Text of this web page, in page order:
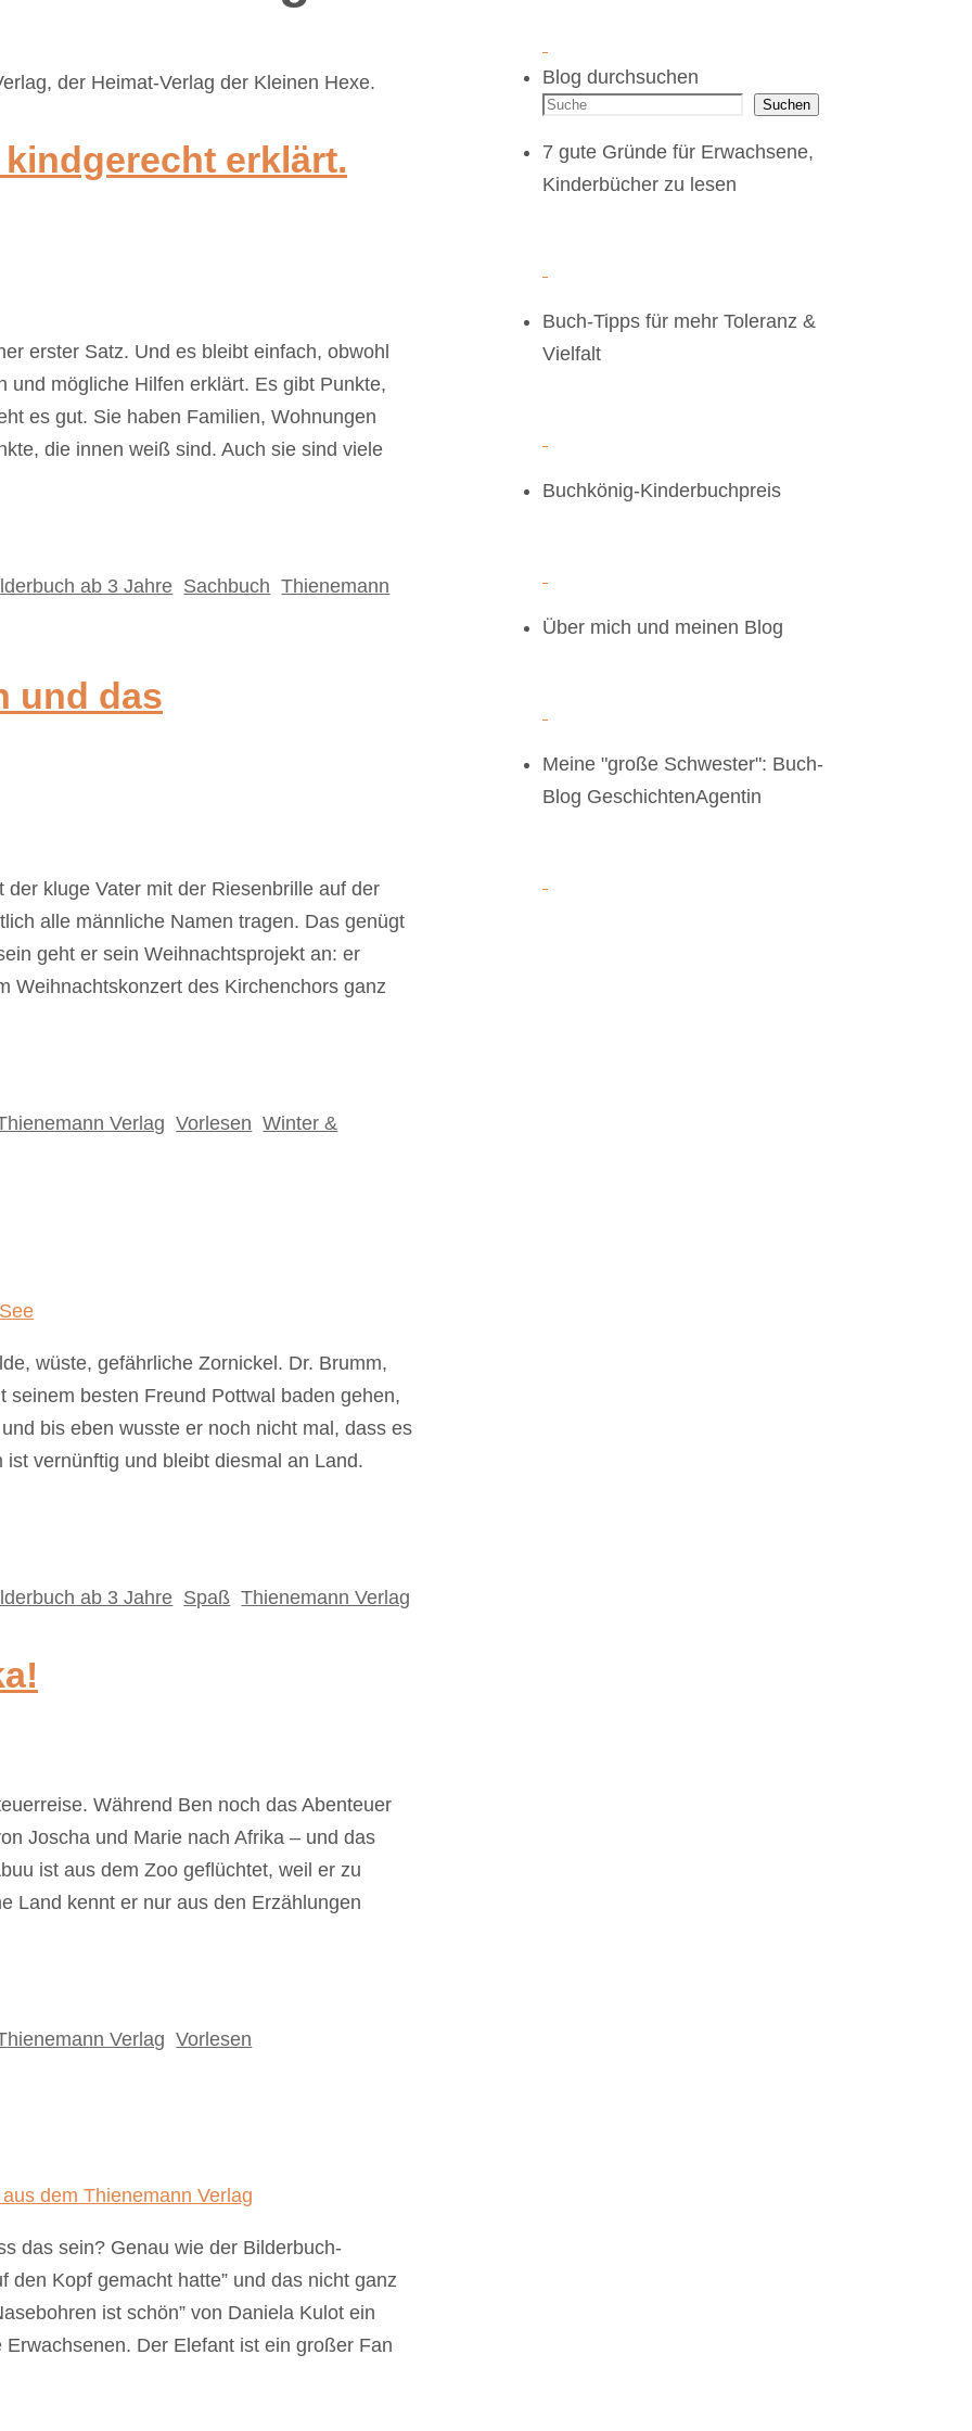
der Heimat-Verlag der Kleinen Hexe.
erklärt.
erster Satz. Und es bleibt einfach, obwohl
mögliche Hilfen erklärt. Es gibt Punkte,
es gut. Sie haben Familien, Wohnungen
die innen weiß sind. Auch sie sind viele
ab 3 Jahre Sachbuch ,Thienemann
und das
kluge Vater mit der Riesenbrille auf der
alle männliche Namen tragen. Das genügt
geht er sein Weihnachtsprojekt an: er
Weihnachtskonzert des Kirchenchors ganz
Verlag ,Vorlesen ,Winter &
wüste, gefährliche Zornickel. Dr. Brumm,
besten Freund Pottwal baden gehen,
bis eben wusste er noch nicht mal, dass es
vernünftig und bleibt diesmal an Land.
ab 3 Jahre Spaß ,Thienemann Verlag
Während Ben noch das Abenteuer
Joscha und Marie nach Afrika – und das
ist aus dem Zoo geflüchtet, weil er zu
Land kennt er nur aus den Erzählungen
Verlag ,Vorlesen
das sein? Genau wie der Bilderbuch-
den Kopf gemacht hatte” und das nicht ganz
ist schön” von Daniela Kulot ein
Der Elefant ist ein großer Fan
Blog durchsuchen
Suchen
7 gute Gründe für Erwachsene,
Kinderbücher zu lesen
Buch-Tipps für mehr Toleranz &
Vielfalt
Buchkönig-Kinderbuchpreis
Über mich und meinen Blog
Meine "große Schwester": Buch-
Blog GeschichtenAgentin